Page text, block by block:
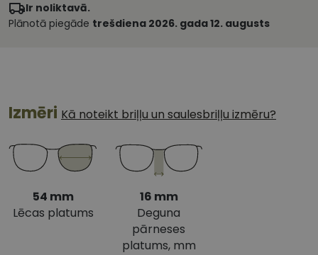
Ir noliktavā.
Plānotā piegāde trešdiena 2026. gada 12. augusts
Izmēri Kā noteikt briļļu un saulesbriļļu izmēru?
54 mm
Lēcas platums
16 mm
Deguna
pārneses
platums, mm